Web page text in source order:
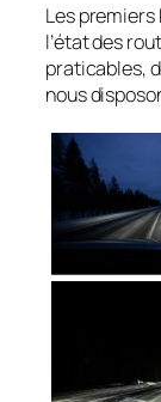
Les
l’état des
praticables,
nous